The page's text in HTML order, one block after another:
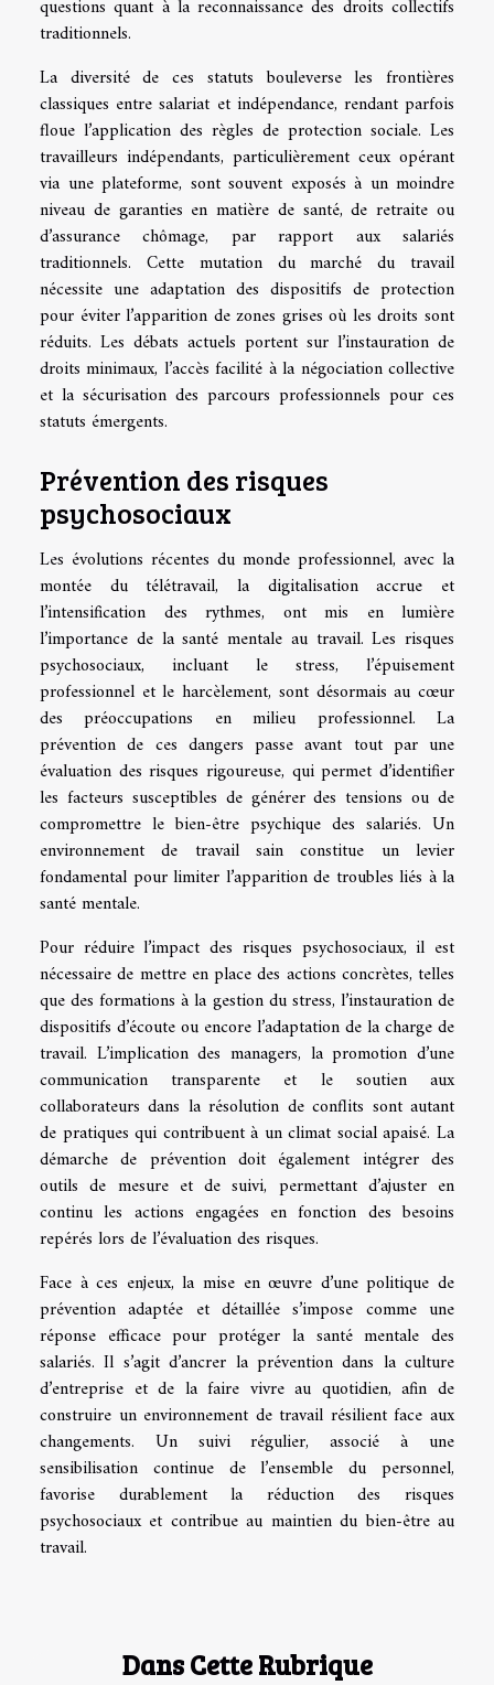
questions quant à la reconnaissance des droits collectifs
traditionnels.
La diversité de ces statuts bouleverse les frontières
classiques entre salariat et indépendance, rendant parfois
floue l’application des règles de protection sociale. Les
travailleurs indépendants, particulièrement ceux opérant
via une plateforme, sont souvent exposés à un moindre
niveau de garanties en matière de santé, de retraite ou
d’assurance chômage, par rapport aux salariés
traditionnels. Cette mutation du marché du travail
nécessite une adaptation des dispositifs de protection
pour éviter l’apparition de zones grises où les droits sont
réduits. Les débats actuels portent sur l’instauration de
droits minimaux, l’accès facilité à la négociation collective
et la sécurisation des parcours professionnels pour ces
statuts émergents.
Prévention des risques
psychosociaux
Les évolutions récentes du monde professionnel, avec la
montée du télétravail, la digitalisation accrue et
l’intensification des rythmes, ont mis en lumière
l’importance de la santé mentale au travail. Les risques
psychosociaux, incluant le stress, l’épuisement
professionnel et le harcèlement, sont désormais au cœur
des préoccupations en milieu professionnel. La
prévention de ces dangers passe avant tout par une
évaluation des risques rigoureuse, qui permet d’identifier
les facteurs susceptibles de générer des tensions ou de
compromettre le bien-être psychique des salariés. Un
environnement de travail sain constitue un levier
fondamental pour limiter l’apparition de troubles liés à la
santé mentale.
Pour réduire l’impact des risques psychosociaux, il est
nécessaire de mettre en place des actions concrètes, telles
que des formations à la gestion du stress, l’instauration de
dispositifs d’écoute ou encore l’adaptation de la charge de
travail. L’implication des managers, la promotion d’une
communication transparente et le soutien aux
collaborateurs dans la résolution de conflits sont autant
de pratiques qui contribuent à un climat social apaisé. La
démarche de prévention doit également intégrer des
outils de mesure et de suivi, permettant d’ajuster en
continu les actions engagées en fonction des besoins
repérés lors de l’évaluation des risques.
Face à ces enjeux, la mise en œuvre d’une politique de
prévention adaptée et détaillée s’impose comme une
réponse efficace pour protéger la santé mentale des
salariés. Il s’agit d’ancrer la prévention dans la culture
d’entreprise et de la faire vivre au quotidien, afin de
construire un environnement de travail résilient face aux
changements. Un suivi régulier, associé à une
sensibilisation continue de l’ensemble du personnel,
favorise durablement la réduction des risques
psychosociaux et contribue au maintien du bien-être au
travail.
Dans Cette Rubrique